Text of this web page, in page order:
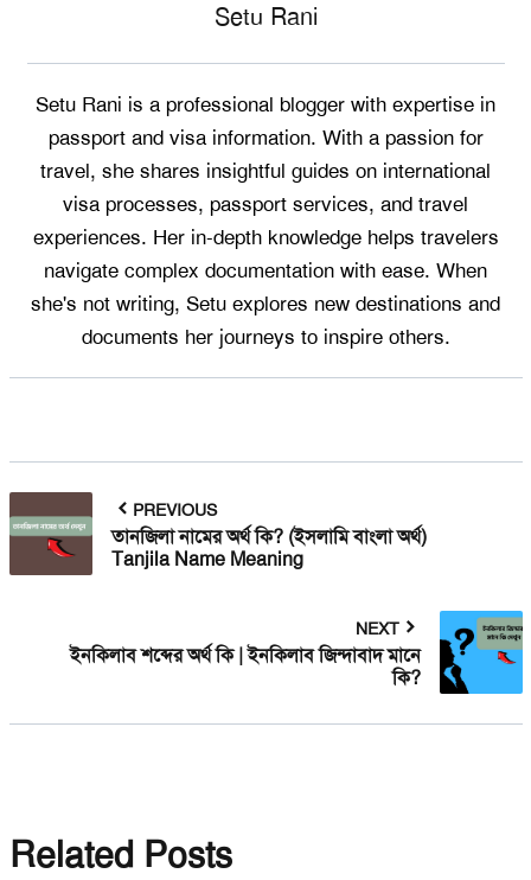
Setu Rani
Setu Rani is a professional blogger with expertise in
passport and visa information. With a passion for
travel, she shares insightful guides on international
visa processes, passport services, and travel
experiences. Her in-depth knowledge helps travelers
navigate complex documentation with ease. When
she's not writing, Setu explores new destinations and
documents her journeys to inspire others.
PREVIOUS
তানজিলা নামের অর্থ কি? (ইসলামি বাংলা অর্থ)
Tanjila Name Meaning
NEXT
ইনকিলাব শব্দের অর্থ কি | ইনকিলাব জিন্দাবাদ মানে
কি?
Related Posts